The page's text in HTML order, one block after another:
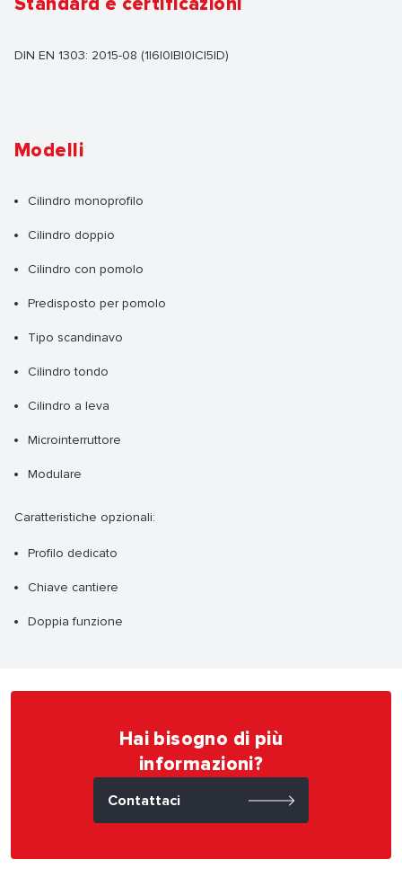
DIN EN 1303: 2015-08 (1|6|0|B|0|C|5|D)
Modelli
Cilindro monoprofilo
Cilindro doppio
Cilindro con pomolo
Predisposto per pomolo
Tipo scandinavo
Cilindro tondo
Cilindro a leva
Microinterruttore
Modulare
Caratteristiche opzionali:
Profilo dedicato
Chiave cantiere
Doppia funzione
Hai bisogno di più
informazioni?
Contattaci